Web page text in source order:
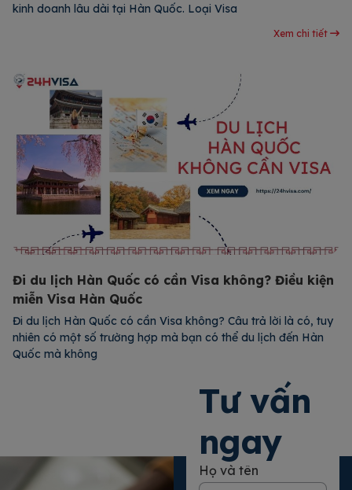
kinh doanh lâu dài tại Hàn Quốc. Loại Visa
Xem chi tiết
Đi du lịch Hàn Quốc có cần Visa không? Điều kiện
miễn Visa Hàn Quốc
Đi du lịch Hàn Quốc có cần Visa không? Câu trả lời là có, tuy
nhiên có một số trường hợp mà bạn có thể du lịch đến Hàn
Quốc mà không
Xem chi tiết
Tư vấn
ngay
Họ và tên